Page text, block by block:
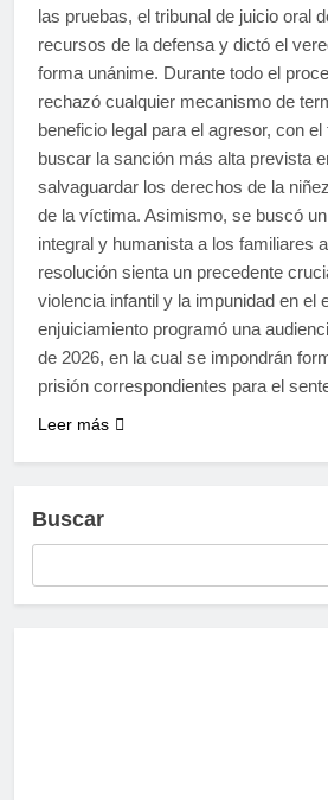
las pruebas, el tribunal de juicio oral
recursos de la defensa y dictó el
forma unánime. Durante todo el
rechazó cualquier mecanismo de
beneficio legal para el agresor, con
buscar la sanción más alta prevista
salvaguardar los derechos de la
de la víctima. Asimismo, se buscó
integral y humanista a los familiares
resolución sienta un precedente
violencia infantil y la impunidad en el
enjuiciamiento programó una
de 2026, en la cual se impondrán
prisión correspondientes para el
Leer más
Buscar